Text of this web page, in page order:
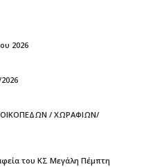
2026
/ ΧΩΡΑΦΙΩΝ/
του ΚΣ Μεγάλη Πέμπτη